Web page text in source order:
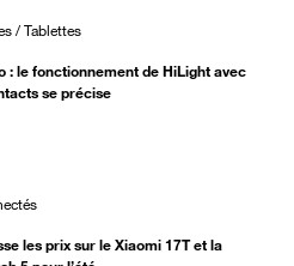
/ Tablettes
: le fonctionnement de HiLight avec
se précise
les prix sur le Xiaomi 17T et la